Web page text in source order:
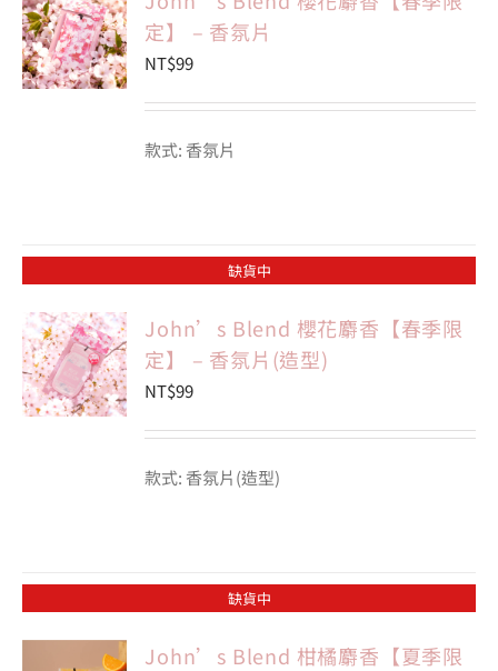
定】 – 香氛片
NT$99
款式: 香氛片
缺貨中
John’s Blend 櫻花麝香【春季限
定】 – 香氛片(造型)
NT$99
款式: 香氛片(造型)
缺貨中
John’s Blend 柑橘麝香【夏季限